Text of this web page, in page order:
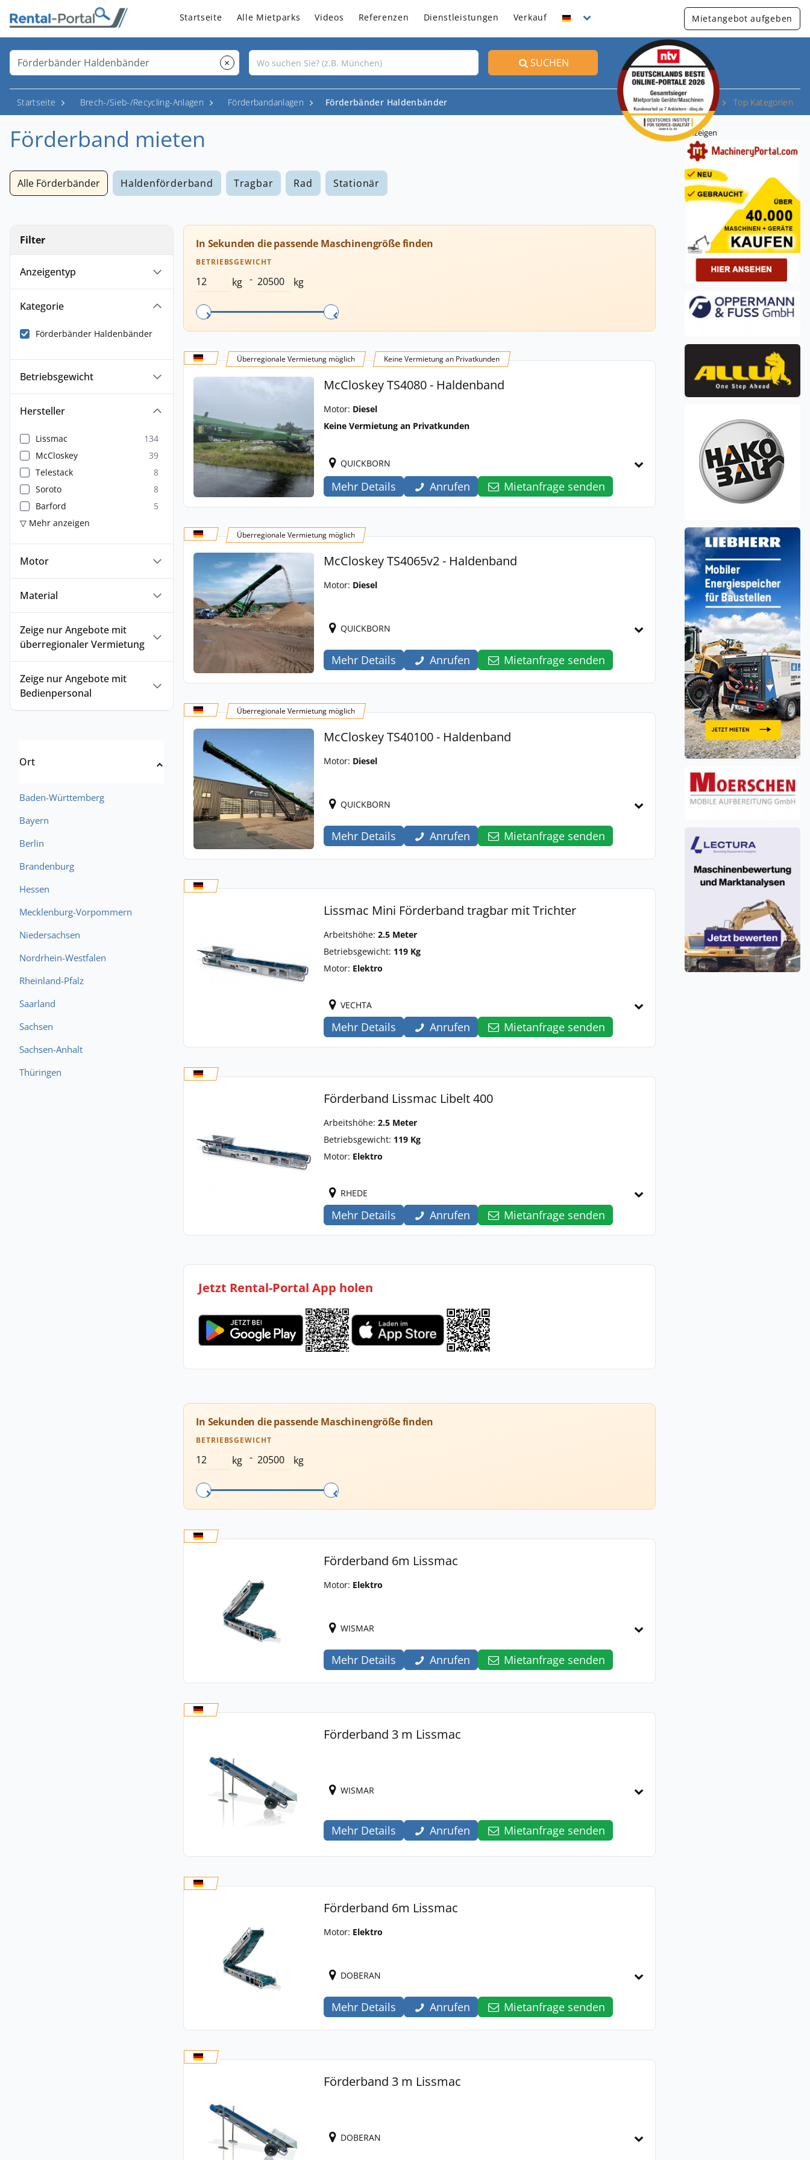
Startseite Alle Mietparks Videos Referenzen Dienstleistungen Verkauf Mietangebot aufgeben
× SUCHEN
Startseite Brech-/Sieb-/Recycling-Anlagen Förderbandanlagen Förderbänder Haldenbänder Top Kategorien
Förderband mieten
Alle Förderbänder Haldenförderband Tragbar Rad Stationär
Filter
Anzeigentyp
Kategorie
Förderbänder Haldenbänder
Betriebsgewicht
Hersteller
Lissmac
134
McCloskey
39
Telestack
8
Soroto
8
Barford
5
▽ Mehr anzeigen
Motor
Material
Zeige nur Angebote mit
überregionaler Vermietung
Zeige nur Angebote mit
Bedienpersonal
Ort
Baden-Württemberg
Bayern
Berlin
Brandenburg
Hessen
Mecklenburg-Vorpommern
Niedersachsen
Nordrhein-Westfalen
Rheinland-Pfalz
Saarland
Sachsen
Sachsen-Anhalt
Thüringen
In Sekunden die passende Maschinengröße finden
BETRIEBSGEWICHT
kg - kg
Überregionale Vermietung möglich Keine Vermietung an Privatkunden
McCloskey TS4080 - Haldenband
Motor: Diesel
Keine Vermietung an Privatkunden
QUICKBORN
Mehr Details Anrufen Mietanfrage senden
Überregionale Vermietung möglich
McCloskey TS4065v2 - Haldenband
Motor: Diesel
QUICKBORN
Mehr Details Anrufen Mietanfrage senden
Überregionale Vermietung möglich
McCloskey TS40100 - Haldenband
Motor: Diesel
QUICKBORN
Mehr Details Anrufen Mietanfrage senden
Lissmac Mini Förderband tragbar mit Trichter
Arbeitshöhe: 2.5 Meter
Betriebsgewicht: 119 Kg
Motor: Elektro
VECHTA
Mehr Details Anrufen Mietanfrage senden
Förderband Lissmac Libelt 400
Arbeitshöhe: 2.5 Meter
Betriebsgewicht: 119 Kg
Motor: Elektro
RHEDE
Mehr Details Anrufen Mietanfrage senden
Jetzt Rental-Portal App holen
In Sekunden die passende Maschinengröße finden
BETRIEBSGEWICHT
kg - kg
Förderband 6m Lissmac
Motor: Elektro
WISMAR
Mehr Details Anrufen Mietanfrage senden
Förderband 3 m Lissmac
WISMAR
Mehr Details Anrufen Mietanfrage senden
Förderband 6m Lissmac
Motor: Elektro
DOBERAN
Mehr Details Anrufen Mietanfrage senden
Förderband 3 m Lissmac
DOBERAN
Anzeigen